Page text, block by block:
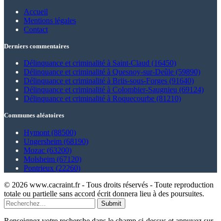
Accueil
Mentions légales
Contact
Derniers commentaires
Délinquance et criminalité à Saint-Claud (16450)
Délinquance et criminalité à Quesnoy-sur-Deûle (59890)
Délinquance et criminalité à Briis-sous-Forges (91640)
Délinquance et criminalité à Colombier-Saugnieu (69124)
Délinquance et criminalité à Roquecourbe (81210)
Communes aléatoires
Hymont (88500)
Ungersheim (68190)
Mozac (63200)
Molsheim (67120)
Pontrieux (22260)
© 2026 www.cacraint.fr - Tous droits réservés - Toute reproduction
totale ou partielle sans accord écrit donnera lieu à des poursuites.
Submit